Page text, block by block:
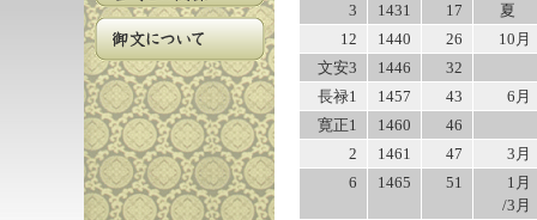
3
1431 17
夏
12
1440 26
10月
文安3
1446
32
長禄1
1457 43
6月
寛正1
1460
46
2
1461 47
3月
6
1465 51
1月
/3月